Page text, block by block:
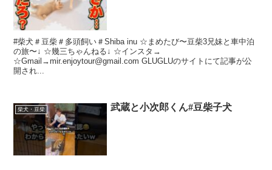
#柴犬＃豆柴＃多頭飼い＃Shiba inu ☆まめたび〜豆柴3兄妹と車中泊
の旅〜↓ ☆幾三ちゃんねる↓ ☆インスタ→
☆Gmail→mir.enjoytour@gmail.com GLUGLUのサイトにて記事が公
開され...
柴犬・豆柴 武蔵と小次郎くん#豆柴子犬